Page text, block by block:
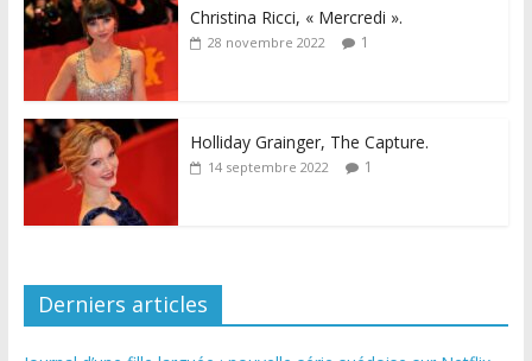
Christina Ricci, « Mercredi ».
28 novembre 2022 1
Holliday Grainger, The Capture.
14 septembre 2022 1
Derniers articles